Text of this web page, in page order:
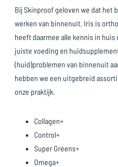
Bij Skinproof geloven we dat het
werken van binnenuit. Iris is
heeft daarmee alle kennis in
juiste voeding en
(huid)problemen van binnenuit
hebben we een uitgebreid
onze praktijk.
Collagen+
Control+
Super Greens+
Omega+